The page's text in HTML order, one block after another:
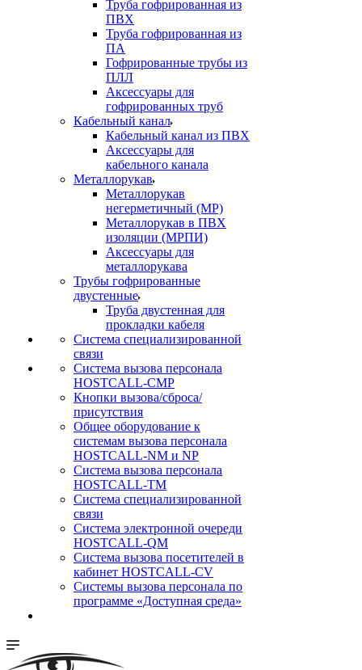
Труба гофрированная из
ПВХ
Труба гофрированная из
ПА
Гофрированные трубы из
ПЛЛ
Аксессуары для
гофрированных труб
Кабельный канал
Кабельный канал из ПВХ
Аксессуары для
кабельного канала
Металлорукав
Металлорукав
негерметичный (МР)
Металлорукав в ПВХ
изоляции (МРПИ)
Аксессуары для
металлорукава
Трубы гофрированные
двустенные
Труба двустенная для
прокладки кабеля
Система специализированной
связи
Cистема вызова персонала
HOSTCALL-CMP
Кнопки вызова/сброса/
присутствия
Общее оборудование к
системам вызова персонала
HOSTCALL-NM и NP
Система вызова персонала
HOSTCALL-TM
Система специализированной
связи
Система электронной очереди
HOSTCALL-QM
Cистема вызова посетителей в
кабинет HOSTCALL-CV
Системы вызова персонала по
программе «Доступная среда»